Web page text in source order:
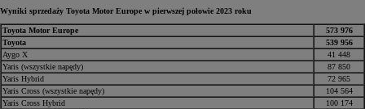
Wyniki sprzedaży Toyota Motor Europe w pierwszej połowie 2023 roku
Toyota Motor Europe
573 976
Toyota
539 956
Aygo X
41 448
Yaris (wszystkie napędy)
87 850
Yaris Hybrid
72 965
Yaris Cross (wszystkie napędy)
104 564
Yaris Cross Hybrid
100 174